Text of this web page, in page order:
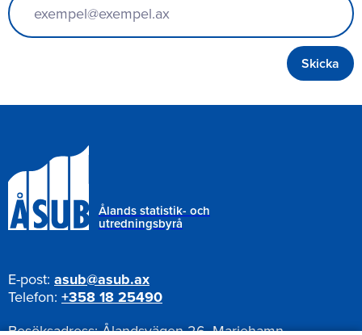
Ålands statistik- och
utredningsbyrå
E-post: asub@asub.ax
Telefon: +358 18 25490
Besöksadress:Ålandsvägen 26, Mariehamn